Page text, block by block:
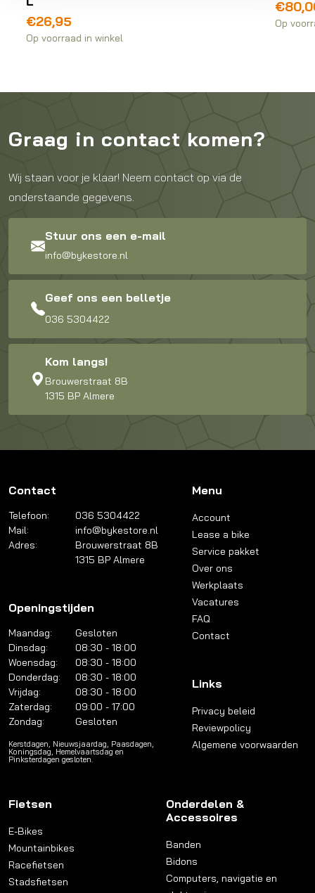
Graag in contact komen?
Wij staan voor je klaar! Neem contact op via de
onderstaande gegevens.
Stuur ons een e-mail
info@bykestore.nl
Geef ons een belletje
036 5304422
Kom langs!
Brouwerstraat 8B
1315 BP Almere
Contact
Telefoon:
036 5304422
Mail:
info@bykestore.nl
Adres:
Brouwerstraat 8B
1315 BP Almere
Openingstijden
Maandag:
Gesloten
Dinsdag:
08:30 - 18:00
Woensdag:
08:30 - 18:00
Donderdag:
08:30 - 18:00
Vrijdag:
08:30 - 18:00
Zaterdag:
09:00 - 17:00
Zondag:
Gesloten
Kerstdagen, Nieuwsjaardag, Paasdagen,
Koningsdag, Hemelvaartsdag en
Pinksterdagen gesloten.
Menu
Account
Lease a bike
Service pakket
Over ons
Werkplaats
Vacatures
FAQ
Contact
Links
Privacy beleid
Reviewpolicy
Algemene voorwaarden
Fietsen
E-Bikes
Mountainbikes
Racefietsen
Stadsfietsen
Onderdelen &
Accessoires
Banden
Bidons
Computers, navigatie en